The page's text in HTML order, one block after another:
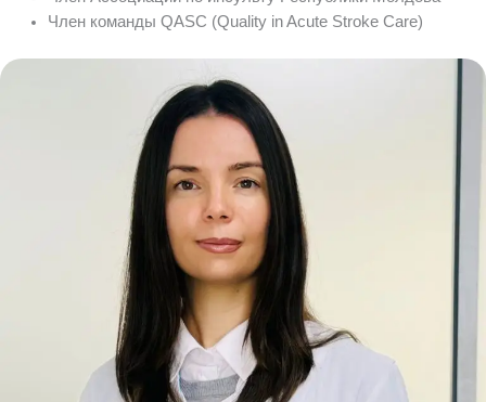
Член команды QASC (Quality in Acute Stroke Care)